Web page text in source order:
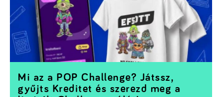
Mi az a POP Challenge? Játssz,
gyűjts Kreditet és szerezd meg a